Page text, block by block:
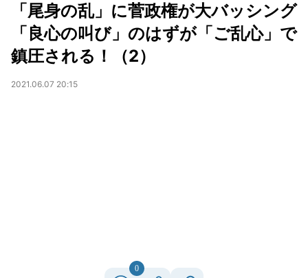
「尾身の乱」に菅政権が大バッシング
「良心の叫び」のはずが「ご乱心」で
鎮圧される！（2）
2021.06.07 20:15
0